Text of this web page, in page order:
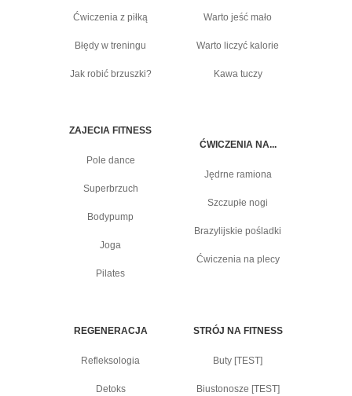
Ćwiczenia z piłką
Błędy w treningu
Jak robić brzuszki?
Warto jeść mało
Warto liczyć kalorie
Kawa tuczy
ZAJECIA FITNESS
Pole dance
Superbrzuch
Bodypump
Joga
Pilates
ĆWICZENIA NA...
Jędrne ramiona
Szczupłe nogi
Brazylijskie pośladki
Ćwiczenia na plecy
REGENERACJA
Refleksologia
Detoks
STRÓJ NA FITNESS
Buty [TEST]
Biustonosze [TEST]